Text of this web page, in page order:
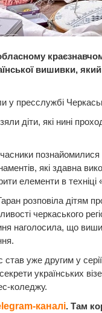
вишивки,
у пресслужбі
діти, які нині
які здавна
елементи в техніці
розповіла дітям
черкаського
наголосила, що
уже другим у серії
українських
коледжу.
каналі. Там